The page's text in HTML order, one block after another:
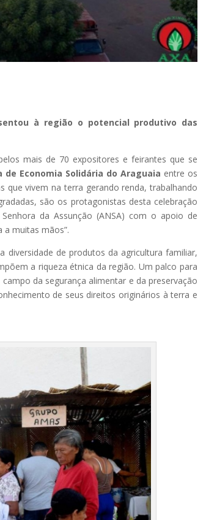
à região o potencial produtivo das
mais de 70 expositores e feirantes que se
Economia Solidária do Araguaia entre os
que vivem na terra gerando renda, trabalhando
são os protagonistas desta celebração
da Assunção (ANSA) com o apoio de
a muitas mãos”.
diversidade de produtos da agricultura familiar,
a riqueza étnica da região. Um palco para
da segurança alimentar e da preservação
de seus direitos originários à terra e